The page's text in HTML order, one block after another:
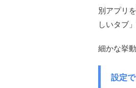
別アプリ
しいタブ
細かな挙
設定